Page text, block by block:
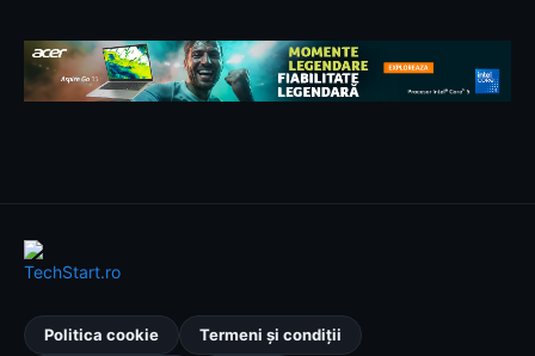
Politica cookie Termeni și condiții